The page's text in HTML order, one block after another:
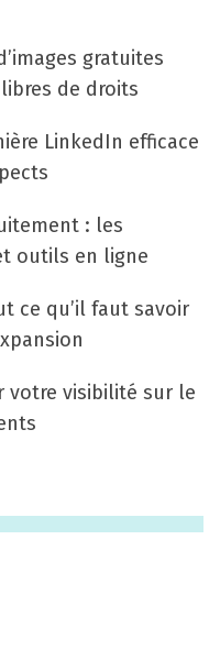
gratuites
de droits
LinkedIn efficace
: les
outils en ligne
ce qu’il faut savoir
votre visibilité sur le